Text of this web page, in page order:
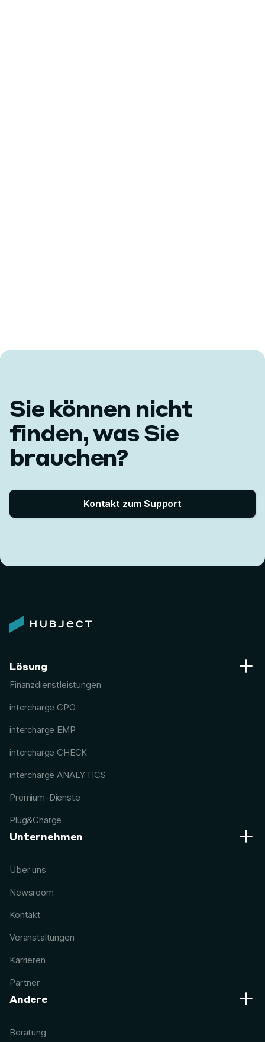
Sie können nicht
finden, was Sie
brauchen?
Kontakt zum Support
Lösung
Finanzdienstleistungen
intercharge CPO
intercharge EMP
intercharge CHECK
intercharge ANALYTICS
Premium-Dienste
Plug&Charge
Unternehmen
Über uns
Newsroom
Kontakt
Veranstaltungen
Karrieren
Partner
Andere
Beratung